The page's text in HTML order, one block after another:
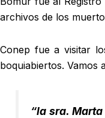
archivos de los
Conep fue a visitar
boquiabiertos. Vamos
“la sra.